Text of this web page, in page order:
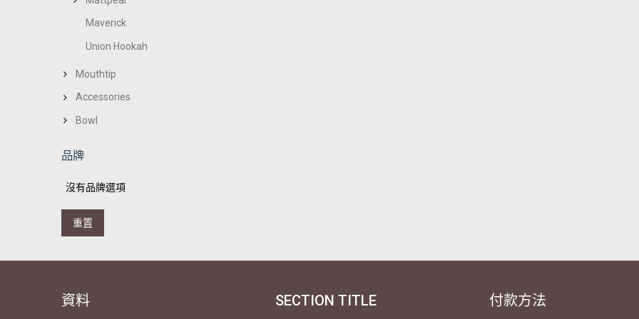
Maverick
Union Hookah
Mouthtip
Accessories
Bowl
品牌
沒有品牌選項
重置
資料 SECTION TITLE 付款方法